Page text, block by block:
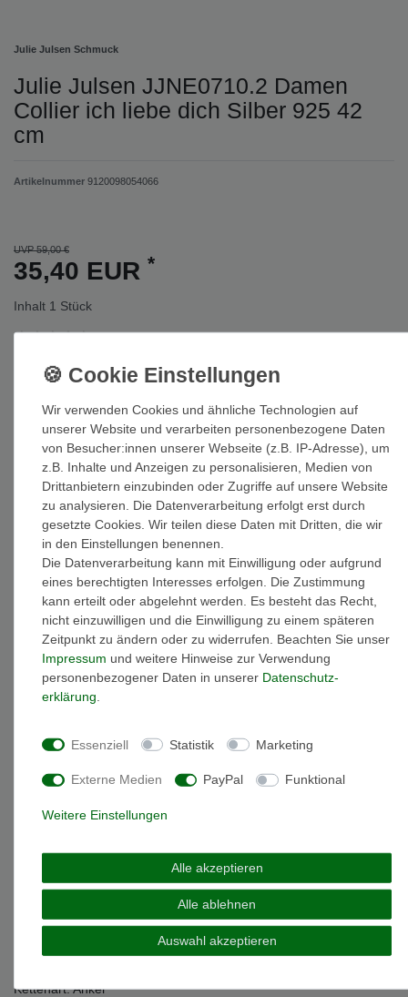
Julie Julsen Schmuck
Julie Julsen JJNE0710.2 Damen
Collier ich liebe dich Silber 925 42
cm
Artikelnummer 9120098054066
UVP 59,00 €
35,40 EUR *
Inhalt 1 Stück
Auf Lager: Auslieferung innerhalb von 1-3 Tagen nach
In den Warenkorb
Wunschliste
* inkl. ges. MwSt. zzgl. Versandkosten
Beschreibung
EU-Responsible Person
Artikelnummer: JJNE0710.2
Material: Sterling-Silber 925
Oberfläche: mattiert & glänzend
minimale Kettenlänge: 38 cm ( die Kettenlänge kann auf diesen
Kettenart: Anker
Wir verwenden Cookies und ähnliche Technologien auf
unserer Website und verarbeiten personenbezogene Daten
von Besucher:innen unserer Webseite (z.B. IP-Adresse), um
z.B. Inhalte und Anzeigen zu personalisieren, Medien von
Drittanbietern einzubinden oder Zugriffe auf unsere Website
zu analysieren. Die Datenverarbeitung erfolgt erst durch
gesetzte Cookies. Wir teilen diese Daten mit Dritten, die wir
in den Einstellungen benennen.
Die Datenverarbeitung kann mit Einwilligung oder aufgrund
eines berechtigten Interesses erfolgen. Die Zustimmung
kann erteilt oder abgelehnt werden. Es besteht das Recht,
nicht einzuwilligen und die Einwilligung zu einem späteren
Zeitpunkt zu ändern oder zu widerrufen. Beachten Sie unser
Impressum und weitere Hinweise zur Verwendung
personenbezogener Daten in unserer Daten­schutz­
erklärung
Essenziell Statistik Marketing
Externe Medien PayPal Funktional
Weitere Einstellungen
Alle akzeptieren
Alle ablehnen
Auswahl akzeptieren